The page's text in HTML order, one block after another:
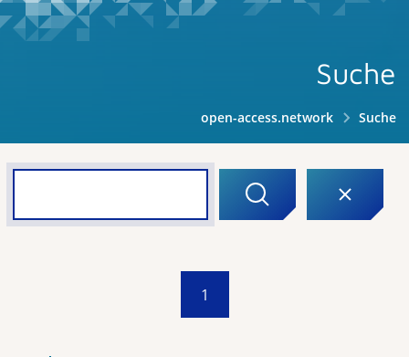
Suche
open-access.network Suche
1